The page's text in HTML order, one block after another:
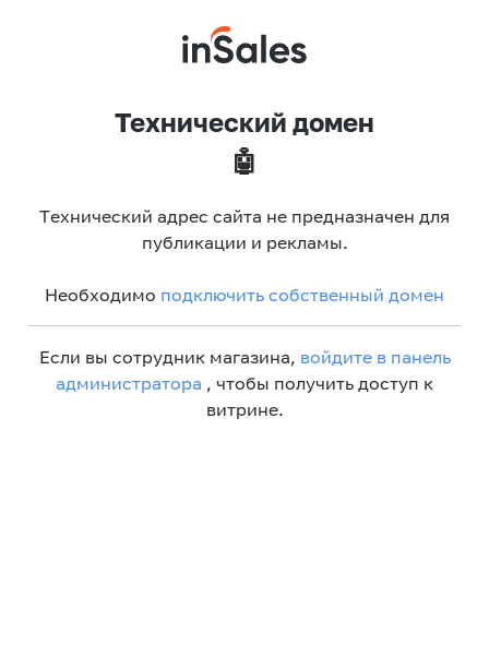
Технический домен
🤖
Технический адрес сайта не предназначен для
публикации и рекламы.
Необходимо подключить собственный домен
Если вы сотрудник магазина, войдите в панель
администратора , чтобы получить доступ к
витрине.